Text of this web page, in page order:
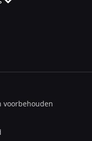
voorbehouden